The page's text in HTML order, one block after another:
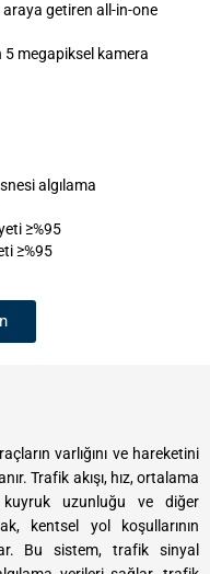
araya getiren all-in-one
5 megapiksel kamera
algılama
≥%95
≥%95
varlığını ve hareketini
Trafik akışı, hız, ortalama
uzunluğu ve diğer
kentsel yol koşullarının
Bu sistem, trafik sinyal